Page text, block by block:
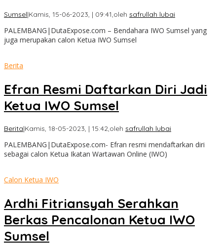
Sumsel|Kamis, 15-06-2023, | 09:41,oleh safrullah lubai
PALEMBANG|DutaExpose.com – Bendahara IWO Sumsel yang
juga merupakan calon Ketua IWO Sumsel
Berita
Efran Resmi Daftarkan Diri Jadi
Ketua IWO Sumsel
Berita|Kamis, 18-05-2023, | 15:42,oleh safrullah lubai
PALEMBANG|DutaExpose.com- Efran resmi mendaftarkan diri
sebagai calon Ketua Ikatan Wartawan Online (IWO)
Calon Ketua IWO
Ardhi Fitriansyah Serahkan
Berkas Pencalonan Ketua IWO
Sumsel